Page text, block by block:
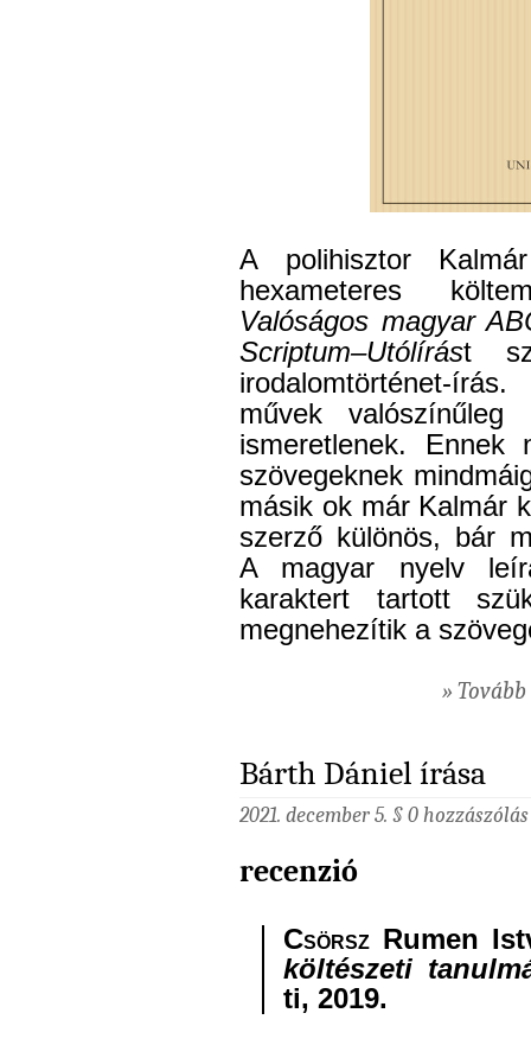
A polihisztor
hexameteres
Valóságos magyar
Scriptum–Utólírást
irodalomtörténet-
művek
ismeretlenek.
szövegeknek
másik ok már Kalmár
szerző különös, bár
A magyar nyelv
karaktert tartott
megnehezítik a
»
Bárth Dániel írása
2021. december 5. § 0 hozzászólás
recenzió
Csörsz Ru­men
köl­té­sze­ti
ti, 2019.